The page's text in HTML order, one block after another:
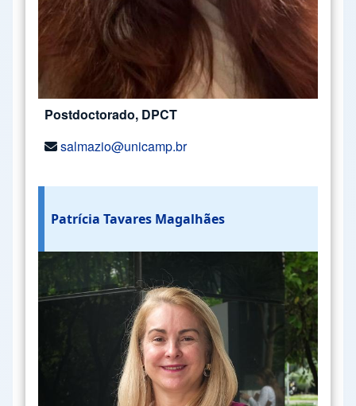
Postdoctorado, DPCT
salmazio@unicamp.br
Patrícia Tavares Magalhães